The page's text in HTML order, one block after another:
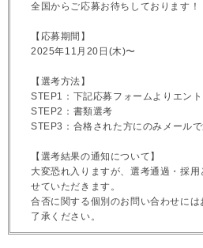
全国からご応募お待ちしております！
【応募期間】
2025年11月20日(木)〜
【選考方法】
STEP1：下記応募フォームよりエン
STEP2：書類選考
STEP3：合格された方にのみメール
【選考結果の通知について】
大変恐れ入りますが、選考通過・採
せていただきます。
合否に関する個別のお問い合わせに
了承ください。